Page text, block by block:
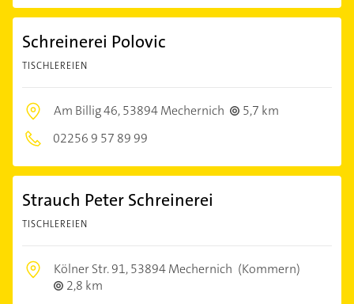
Schreinerei Polovic
TISCHLEREIEN
Am Billig 46,53894 Mechernich
5,7 km
02256 9 57 89 99
Strauch Peter Schreinerei
TISCHLEREIEN
Kölner Str. 91,53894 Mechernich (Kommern)
2,8 km